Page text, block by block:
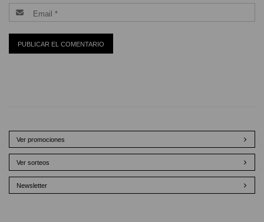
Ver promociones
Ver sorteos
Newsletter